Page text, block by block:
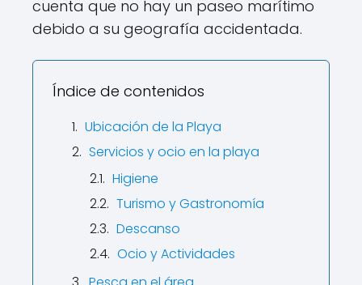
cuenta que no hay un paseo marítimo
debido a su geografía accidentada.
Índice de contenidos
Ubicación de la Playa
Servicios y ocio en la playa
Higiene
Turismo y Gastronomía
Descanso
Ocio y Actividades